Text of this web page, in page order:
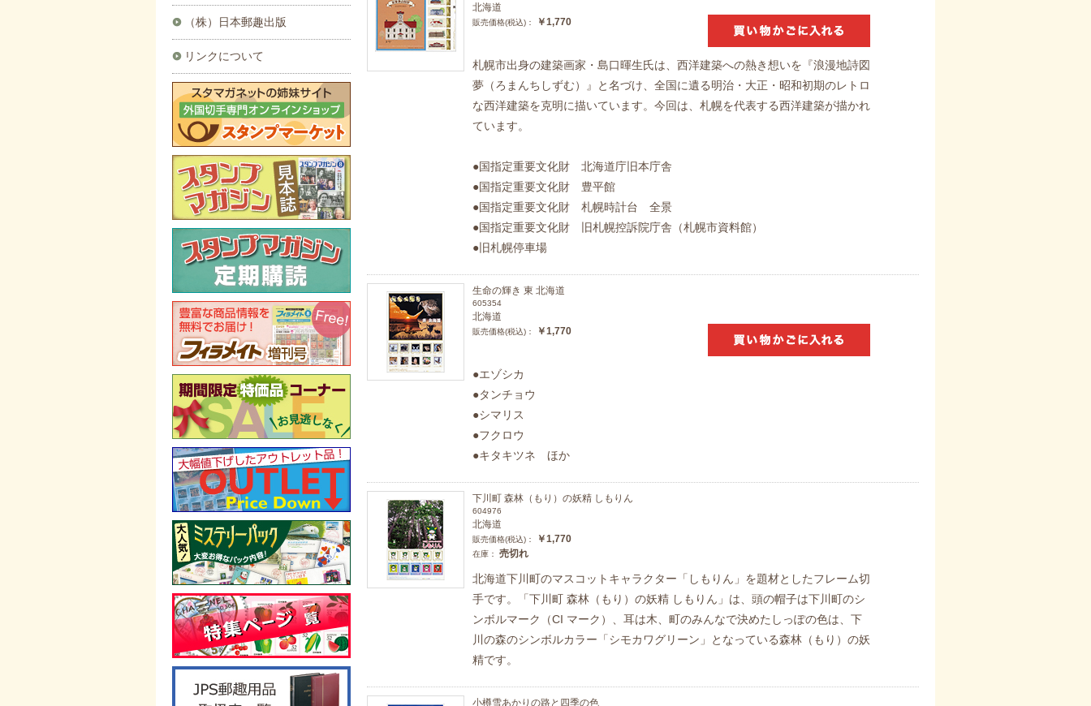
北海道
販売価格(税込)： ￥1,770
札幌市出身の建築画家・島口暉生氏は、西洋建築への熱き想いを『浪漫地詩図
夢（ろまんちしずむ）』と名づけ、全国に遺る明治・大正・昭和初期のレトロ
な西洋建築を克明に描いています。今回は、札幌を代表する西洋建築が描かれ
ています。
●国指定重要文化財 北海道庁旧本庁舎
●国指定重要文化財 豊平館
●国指定重要文化財 札幌時計台 全景
●国指定重要文化財 旧札幌控訴院庁舎（札幌市資料館）
●旧札幌停車場
生命の輝き 東 北海道
605354
北海道
販売価格(税込)： ￥1,770
●エゾシカ
●タンチョウ
●シマリス
●フクロウ
●キタキツネ ほか
下川町 森林（もり）の妖精 しもりん
604976
北海道
販売価格(税込)： ￥1,770
在庫： 売切れ
北海道下川町のマスコットキャラクター「しもりん」を題材としたフレーム切
手です。「下川町 森林（もり）の妖精 しもりん」は、頭の帽子は下川町のシ
ンボルマーク（CI マーク）、耳は木、町のみんなで決めたしっぽの色は、下
川の森のシンボルカラー「シモカワグリーン」となっている森林（もり）の妖
精です。
小樽雪あかりの路と四季の色
（株）日本郵趣出版
リンクについて